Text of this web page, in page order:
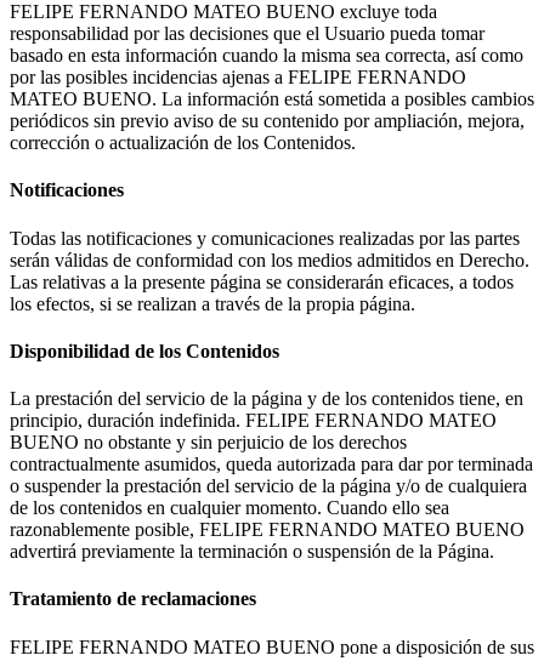
FELIPE FERNANDO MATEO BUENO excluye toda
responsabilidad por las decisiones que el Usuario pueda tomar
basado en esta información cuando la misma sea correcta, así como
por las posibles incidencias ajenas a FELIPE FERNANDO
MATEO BUENO. La información está sometida a posibles cambios
periódicos sin previo aviso de su contenido por ampliación, mejora,
corrección o actualización de los Contenidos.
Notificaciones
Todas las notificaciones y comunicaciones realizadas por las partes
serán válidas de conformidad con los medios admitidos en Derecho.
Las relativas a la presente página se considerarán eficaces, a todos
los efectos, si se realizan a través de la propia página.
Disponibilidad de los Contenidos
La prestación del servicio de la página y de los contenidos tiene, en
principio, duración indefinida. FELIPE FERNANDO MATEO
BUENO no obstante y sin perjuicio de los derechos
contractualmente asumidos, queda autorizada para dar por terminada
o suspender la prestación del servicio de la página y/o de cualquiera
de los contenidos en cualquier momento. Cuando ello sea
razonablemente posible, FELIPE FERNANDO MATEO BUENO
advertirá previamente la terminación o suspensión de la Página.
Tratamiento de reclamaciones
FELIPE FERNANDO MATEO BUENO pone a disposición de sus